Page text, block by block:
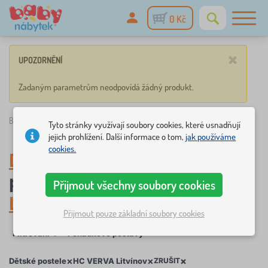
0 Kč
×
UPOZORNĚNÍ
Zadaným parametrům neodpovídá žádný produkt.
Babynabytek.cz » Dětské postele / HC VERVA Litvínov
Dětské postele
postavyHC VERVA
Litvínov
Filtrování
Dětské postele×HC VERVA Litvínov×ZRUŠIT×
Tyto stránky využívají soubory cookies, které usnadňují
jejich prohlížení. Další informace o tom,jak používáme
cookies.
Přijmout všechny soubory cookies
Přijmout pouze základní soubory cookies